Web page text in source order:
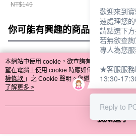
NT$149
你可能有興趣的商品 全站排行
熱門標籤
本網站中使用 cookie，欲查詢有關本網站使用
望在電腦上使用 cookie 時應如何變更電腦的
權條款 」之 Cookie 聲明。您繼續使用本網站即
用條款之 Cookie 聲明使用 cookie。
了解更多 >
我知道了
歡迎來到
速處理您的
請點選下
若無欲查
專人為您服
★客服服
13:30-
Reply to